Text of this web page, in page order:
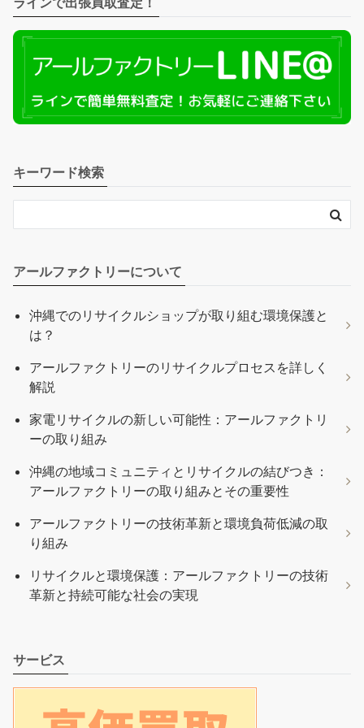
キーワード検索
アールファクトリーについて
沖縄でのリサイクルショップが取り組む環境保護と
は？
アールファクトリーのリサイクルプロセスを詳しく
解説
家電リサイクルの新しい可能性：アールファクトリ
ーの取り組み
沖縄の地域コミュニティとリサイクルの結びつき：
アールファクトリーの取り組みとその重要性
アールファクトリーの技術革新と環境負荷低減の取
り組み
リサイクルと環境保護：アールファクトリーの技術
革新と持続可能な社会の実現
サービス